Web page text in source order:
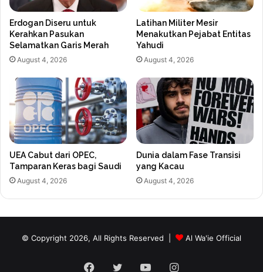
Erdogan Diseru untuk
Kerahkan Pasukan
Selamatkan Garis Merah
August 4, 2026
Latihan Militer Mesir
Menakutkan Pejabat Entitas
Yahudi
August 4, 2026
UEA Cabut dari OPEC,
Tamparan Keras bagi Saudi
August 4, 2026
Dunia dalam Fase Transisi
yang Kacau
August 4, 2026
© Copyright 2026, All Rights Reserved | Al Wa'ie Official
Facebook
Twitter YouTubeInstagram